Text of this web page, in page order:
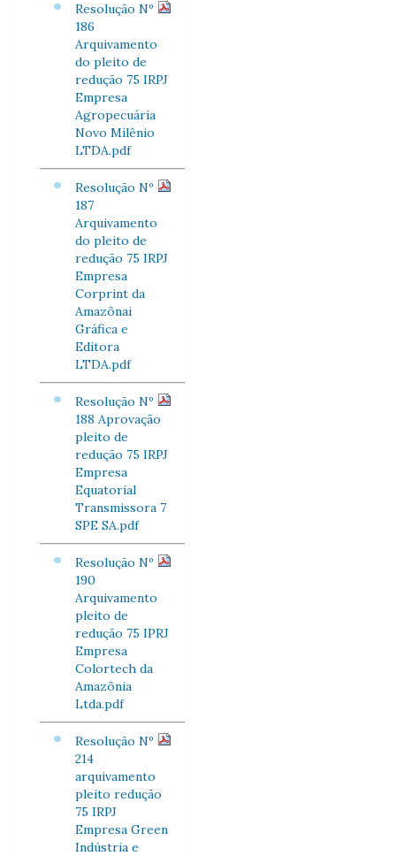
Resolução Nº
186
Arquivamento
do pleito de
redução 75 IRPJ
Empresa
Agropecuária
Novo Milênio
LTDA.pdf
Resolução Nº
187
Arquivamento
do pleito de
redução 75 IRPJ
Empresa
Corprint da
Amazônai
Gráfica e
Editora
LTDA.pdf
Resolução Nº
188 Aprovação
pleito de
redução 75 IRPJ
Empresa
Equatorial
Transmissora 7
SPE SA.pdf
Resolução Nº
190
Arquivamento
pleito de
redução 75 IPRJ
Empresa
Colortech da
Amazônia
Ltda.pdf
Resolução Nº
214
arquivamento
pleito redução
75 IRPJ
Empresa Green
Indústria e